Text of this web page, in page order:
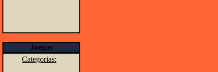
Juegos
Categorias: